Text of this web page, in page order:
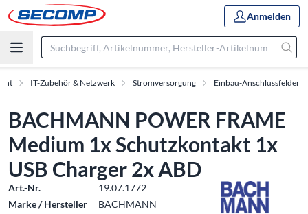
Anmelden
IT-Zubehör & Netzwerk Stromversorgung Einbau-Anschlussfelder
BACHMANN POWER FRAME
Medium 1x Schutzkontakt 1x
USB Charger 2x ABD
Art.-Nr.
19.07.1772
Marke / Hersteller
BACHMANN